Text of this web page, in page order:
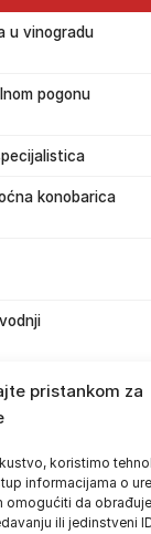
pristankom za
koristimo
informacijama o
omogućiti da
ili jedinstveni
u vinogradu
pogonu
konobarica
/ sezonska
pekarica